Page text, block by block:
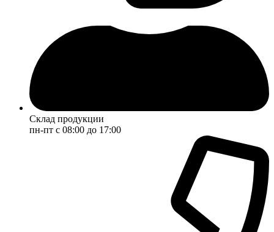
Склад продукции
пн-пт с 08:00 до 17:00